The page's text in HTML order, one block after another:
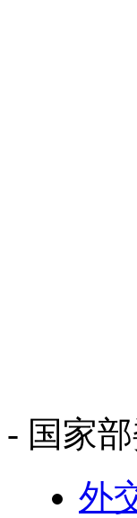
- 国家
外